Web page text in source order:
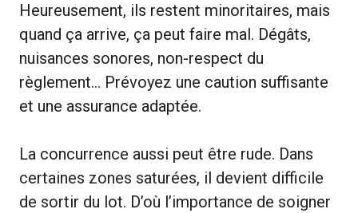
Heureusement, ils restent minoritaires, mais
quand ça arrive, ça peut faire mal. Dégâts,
nuisances sonores, non-respect du
règlement… Prévoyez une caution suffisante
et une assurance adaptée.
La concurrence aussi peut être rude. Dans
certaines zones saturées, il devient difficile
de sortir du lot. D’où l’importance de soigner